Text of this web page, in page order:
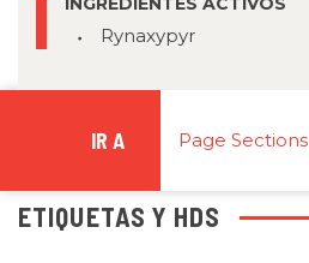
Rynaxypyr
IR A Page Sections
ETIQUETAS Y HDS